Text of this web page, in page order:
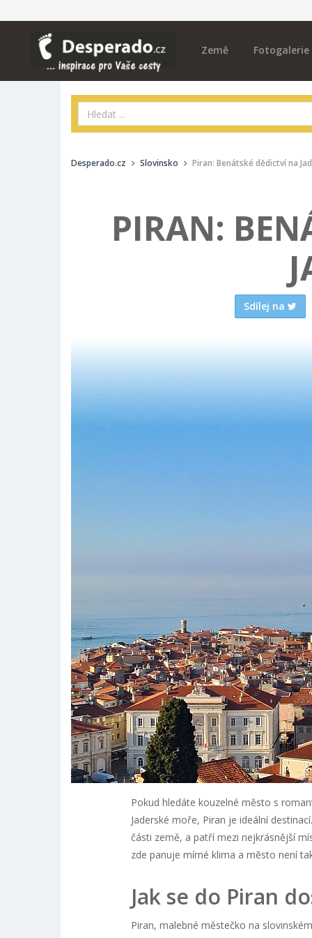
Země Fotogalerie
Desperado.cz Slovinsko Piran: Benátské dědictví na
PIRAN:
Sdílej na
Pokud hledáte kouzelné město s
Jaderské moře, Piran je ideální
části země, a patří mezi nejkrásnější
zde panuje mírné klima a město není
Jak se do Piran
Piran, malebné městečko na